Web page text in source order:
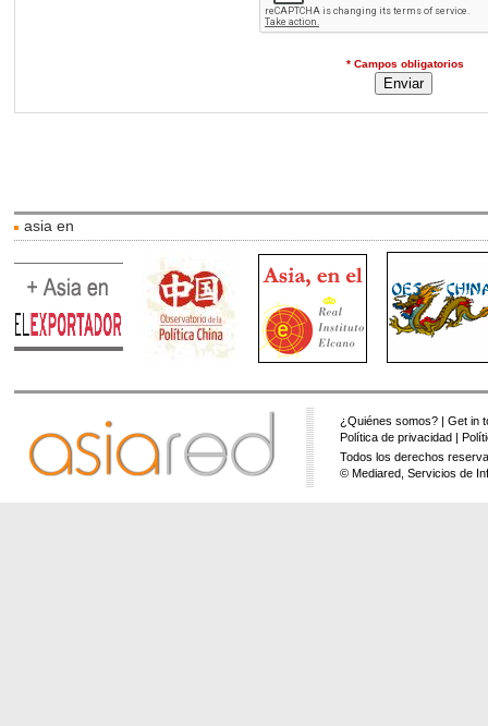
* Campos obligatorios
asia en
¿Quiénes somos? |Get in
Política de privacidad |
Todos los derechos
© Mediared, Servicios de